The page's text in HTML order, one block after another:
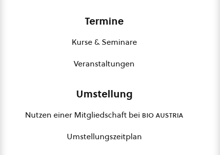
Termine
Kurse & Seminare
Veranstaltungen
Umstellung
Nutzen einer Mitgliedschaft bei bio austria
Umstellungszeitplan